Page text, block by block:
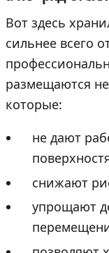
Вот здесь
сильнее всего
размещаются не
которые:
не дают
снижают
упрощают